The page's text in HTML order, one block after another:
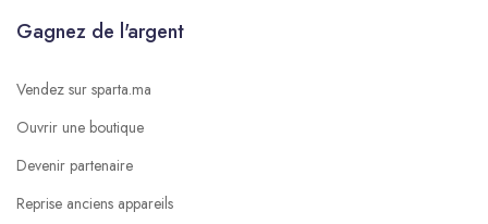
Gagnez de l'argent
Vendez sur sparta.ma
Ouvrir une boutique
Devenir partenaire
Reprise anciens appareils